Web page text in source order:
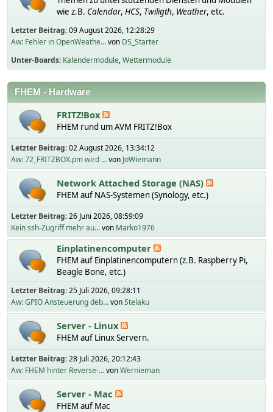
wie z.B. Calendar, HCS, Twiligth, Weather, etc.
Letzter Beitrag:09 August 2026, 12:28:29
Aw: Fehler in OpenWeathe...von DS_Starter
Unter-Boards Kalendermodule Wettermodule
FHEM - Hardware
FRITZ!Box
FHEM rund um AVM FRITZ!Box
Letzter Beitrag:02 August 2026, 13:34:12
Aw: 72_FRITZBOX.pm wird ...von JoWiemann
Network Attached Storage (NAS)
FHEM auf NAS-Systemen (Synology, etc.)
Letzter Beitrag:26 Juni 2026, 08:59:09
Kein ssh-Zugriff mehr au...von Marko1976
Einplatinencomputer
FHEM auf Einplatinencomputern (z.B. Raspberry Pi,
Beagle Bone, etc.)
Letzter Beitrag:25 Juli 2026, 09:28:11
Aw: GPIO Ansteuerung deb...vonStelaku
Server - Linux
FHEM auf Linux Servern.
Letzter Beitrag:28 Juli 2026, 20:12:43
Aw: FHEM hinter Reverse-...vonWernieman
Server - Mac
FHEM auf Mac